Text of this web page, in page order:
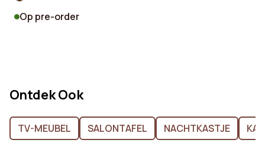
Op pre-order
Ontdek Ook
TV-MEUBEL SALONTAFEL NACHTKASTJE